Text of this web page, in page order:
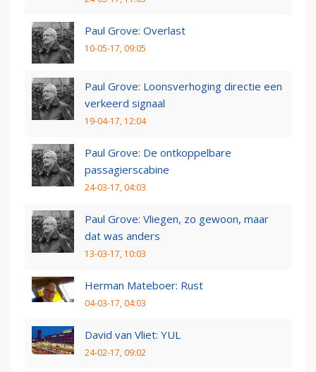
Paul Grove: Overlast
10-05-17, 09:05
Paul Grove: Loonsverhoging directie een
verkeerd signaal
19-04-17, 12:04
Paul Grove: De ontkoppelbare
passagierscabine
24-03-17, 04:03
Paul Grove: Vliegen, zo gewoon, maar
dat was anders
13-03-17, 10:03
Herman Mateboer: Rust
04-03-17, 04:03
David van Vliet: YUL
24-02-17, 09:02